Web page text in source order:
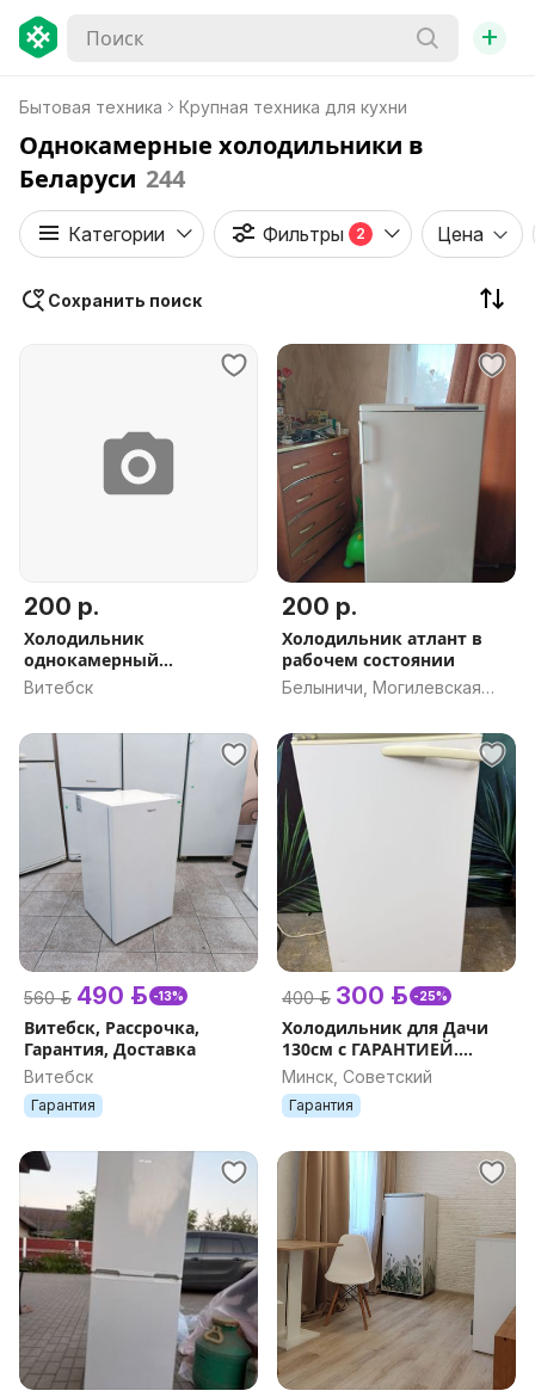
+
Бытовая техника Крупная техника для кухни
Однокамерные холодильники в
Беларуси 244
Категории Фильтры 2 Цена
Сохранить поиск
200 р.
Холодильник
однокамерный
MAUNFELD MFF50W
Витебск
200 р.
Холодильник атлант в
рабочем состоянии
Белыничи, Могилевская
560 р. 490 р. -13%
Витебск, Рассрочка,
Гарантия, Доставка
Витебск
Гарантия
400 р. 300 р. -25%
Холодильник для Дачи
130см с ГАРАНТИЕЙ.
Быстрая доставка
Минск, Советский
Гарантия